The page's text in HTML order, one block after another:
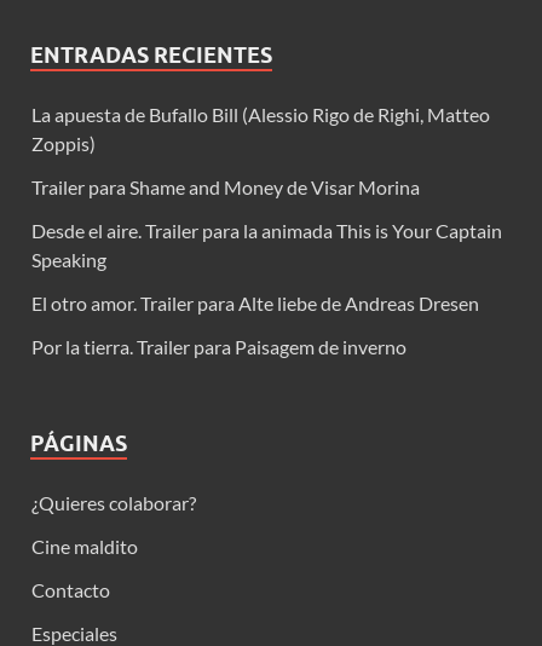
ENTRADAS RECIENTES
La apuesta de Bufallo Bill (Alessio Rigo de Righi, Matteo
Zoppis)
Trailer para Shame and Money de Visar Morina
Desde el aire. Trailer para la animada This is Your Captain
Speaking
El otro amor. Trailer para Alte liebe de Andreas Dresen
Por la tierra. Trailer para Paisagem de inverno
PÁGINAS
¿Quieres colaborar?
Cine maldito
Contacto
Especiales